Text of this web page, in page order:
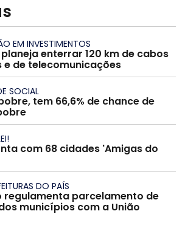
EM INVESTIMENTOS
enterrar 120 km de cabos
e de telecomunicações
SOCIAL
tem 66,6% de chance de
com 68 cidades 'Amigas do
DO PAÍS
regulamenta parcelamento de
municípios com a União